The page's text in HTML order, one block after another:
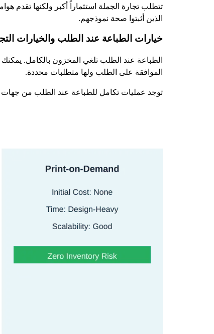
تتطلب تجارة الجملة استثماراً أكبر ولكنها تقدم
الذين أثبتوا صحة نموذجهم.
خيارات الطباعة عند الطلب والخيارات
الموافقة على الطلب ولها متطلبات محددة.
توجد عمليات تكامل للطباعة عند الطلب من جهات